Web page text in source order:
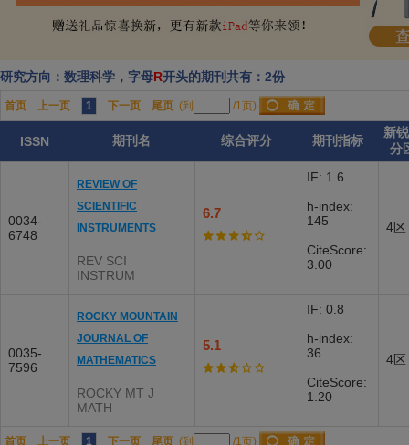
研究方向：数理科学，字母R开头的期刊共有：2份
首页 上一页 1 下一页 尾页 (到 /1页)
ISSN 期刊名 综合评分 期刊指标
新
分
0034-
6748
REVIEW OF
SCIENTIFIC
INSTRUMENTS
REV SCI
INSTRUM
6.7
IF: 1.6
h-index:
145
CiteScore:
3.00
4区
0035-
7596
ROCKY MOUNTAIN
JOURNAL OF
MATHEMATICS
ROCKY MT J
MATH
5.1
IF: 0.8
h-index:
36
CiteScore:
1.20
4区
首页 上一页 1 下一页 尾页 (到 /1页)